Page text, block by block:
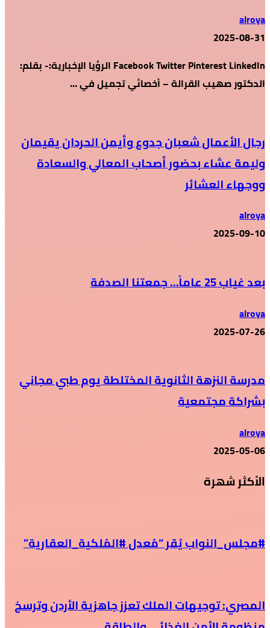
alroya
2025-08-31
Facebook Twitter Pinterest LinkedIn الرؤيا الإخبارية:- بقلم:
الدكتور صهيب القرالة – أخصائي تجميل في …
رجال الأعمال شعبان جدوع وأيمن الحردان يقيمان
وليمة عشاء بحضور أصحاب المعالي والسعادة
ووجهاء العشائر
alroya
2025-09-10
بعد غياب 25 عاماً… جمعتنا الصدفة
alroya
2025-07-26
مدرسة النزهة الثانوية المختلطة يوم طبي مجاني
بشراكة مجتمعية
alroya
2025-05-06
الأكثر شهرة
#مجلس_النواب يُقر “مُعدل #المُلكية_العقارية”
المصري: توجيهات الملك تعزز جاهزية الأردن وترسخ